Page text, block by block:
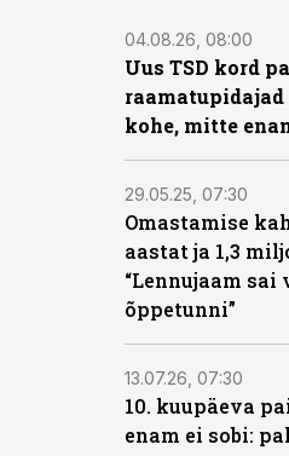
04.08.26, 08:00
Uus TSD kord
kohe, mitte
29.05.25, 07:30
Omastamise
aastat ja 1,3
“Lennujaam sai
õppetunni”
13.07.26, 07:30
10. kuupäeva
enam ei sobi: